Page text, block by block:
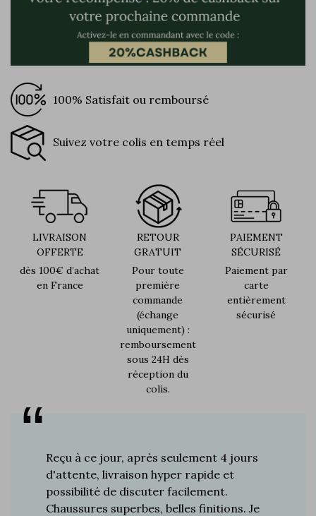
100% Satisfait ou remboursé
Suivez votre colis en temps réel
LIVRAISON
OFFERTE
dès 100€ d’achat
en France
RETOUR
GRATUIT
Pour toute
première
commande
(échange
uniquement) :
remboursement
sous 24H dès
réception du
colis.
PAIEMENT
SÉCURISÉ
Paiement par
carte
entièrement
sécurisé
Reçu à ce jour, après seulement 4 jours
d'attente, livraison hyper rapide et
possibilité de discuter facilement.
Chaussures superbes, belles finitions. Je